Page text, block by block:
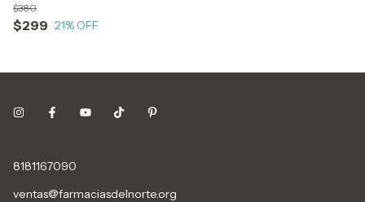
$299
$380
21% OFF
8181167090
ventas@farmaciasdelnorte.org